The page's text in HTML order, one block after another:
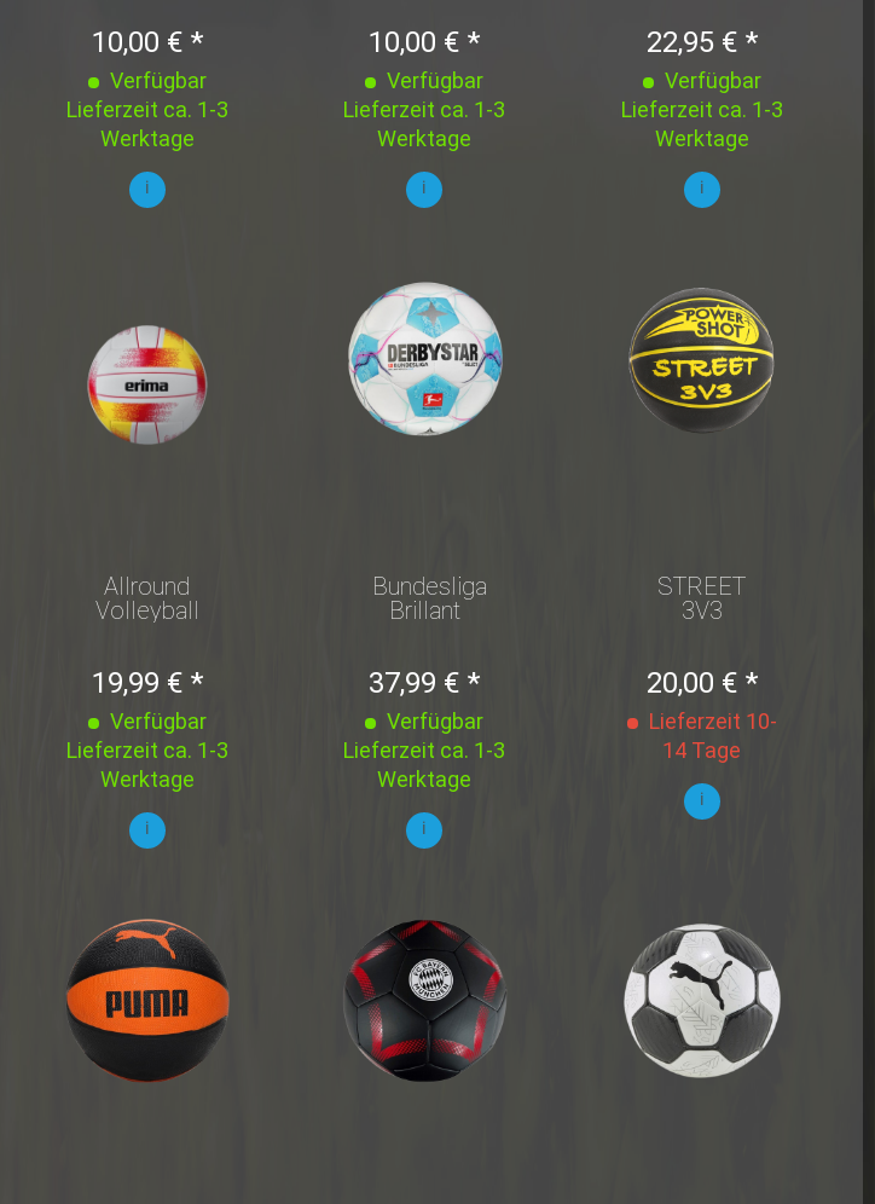
10,00 € *
Verfügbar
Lieferzeit ca. 1-3
Werktage
i
2024/2025
10,00 € *
Verfügbar
Lieferzeit ca. 1-3
Werktage
i
22,95 € *
Verfügbar
Lieferzeit ca. 1-3
Werktage
i
Allround
Volleyball
19,99 € *
Verfügbar
Lieferzeit ca. 1-3
Werktage
i
Bundesliga
Brillant
37,99 € *
Verfügbar
Lieferzeit ca. 1-3
Werktage
i
STREET
3V3
20,00 € *
Lieferzeit 10-
14 Tage
i